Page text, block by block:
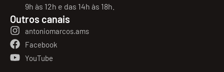
9h às 12h e das 14h às 18h.
Outros canais
antoniomarcos.ams
Facebook
YouTube